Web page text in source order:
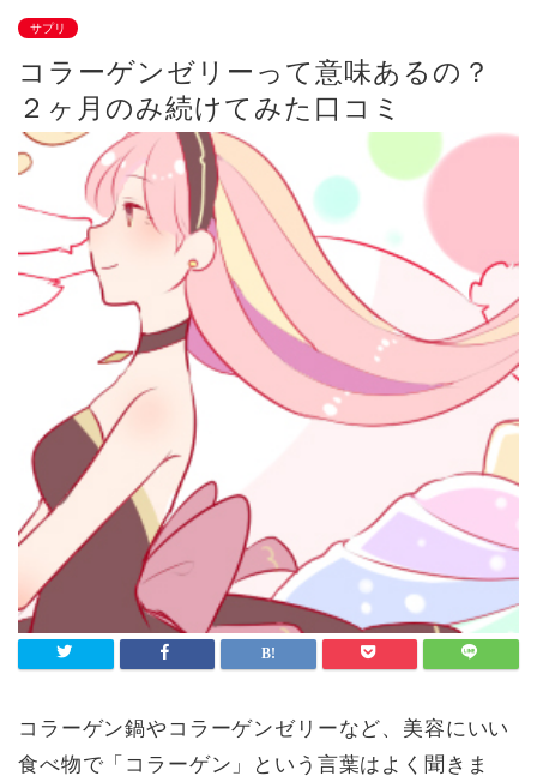
サプリ
コラーゲンゼリーって意味あるの？
２ヶ月のみ続けてみた口コミ
コラーゲン鍋やコラーゲンゼリーなど、美容にいい
食べ物で「コラーゲン」という言葉はよく聞きま